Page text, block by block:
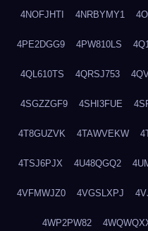
4NOFJHTI 4NRBYMY1
4PE2DGG9 4PW810LS
4QL610TS 4QRSJ753
4SGZZGF9 4SHI3FUE
4T8GUZVK 4TAWVEKW
4TSJ6PJX 4U48QGQ2
4VFMWJZ0 4VGSLXPJ
4WP2PW82